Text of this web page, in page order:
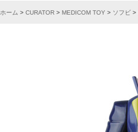
ホーム > CURATOR > MEDICOM TOY > ソフビ >